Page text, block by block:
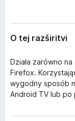
O tej razširitvi
Działa zarówno
Firefox.
wygodny sposób
Android TV lub